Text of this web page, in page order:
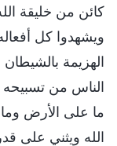
كائن من خليقة
ويشهدوا كل
الهزيمة
الناس من
ما على الأرض
الله ويثني على